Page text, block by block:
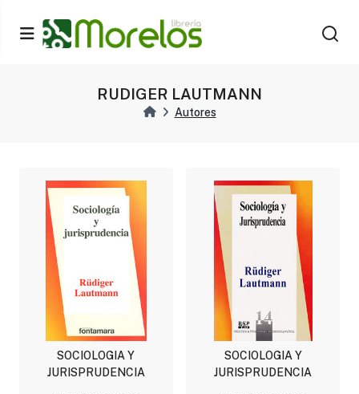
RUDIGER LAUTMANN
Autores
SOCIOLOGIA Y
JURISPRUDENCIA
SOCIOLOGIA Y
JURISPRUDENCIA